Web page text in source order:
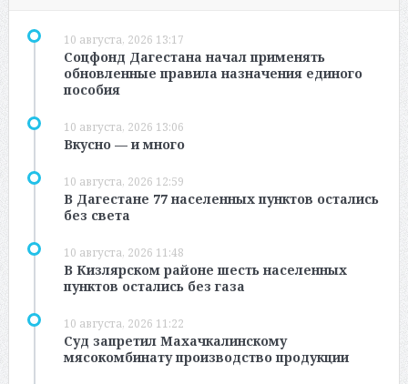
10 августа, 2026 13:17
Соцфонд Дагестана начал применять
обновленные правила назначения единого
пособия
10 августа, 2026 13:06
Вкусно — и много
10 августа, 2026 12:59
В Дагестане 77 населенных пунктов остались
без света
10 августа, 2026 11:48
В Кизлярском районе шесть населенных
пунктов остались без газа
10 августа, 2026 11:22
Суд запретил Махачкалинскому
мясокомбинату производство продукции